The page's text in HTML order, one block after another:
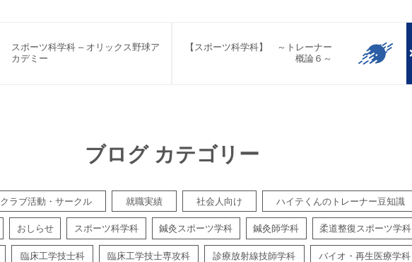
スポーツ科学科 – オリックス野球ア
カデミー
【スポーツ科学科】 ～トレーナー
概論６～
ブログ カテゴリー
クラブ活動・サークル 就職実績 社会人向け ハイテくんのトレーナー豆知識
おしらせ スポーツ科学科 鍼灸スポーツ学科 鍼灸師学科 柔道整復スポーツ学科
臨床工学技士科 臨床工学技士専攻科 診療放射線技師学科 バイオ・再生医療学科